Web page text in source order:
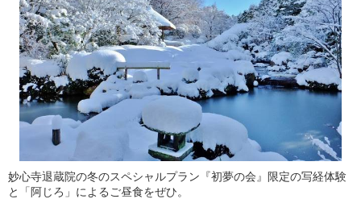
妙心寺退蔵院の冬のスペシャルプラン『初夢の会』限定の写経体験
と「阿じろ」によるご昼食をぜひ。